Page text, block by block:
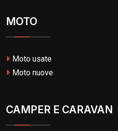
MOTO
Moto usate
Moto nuove
CAMPER E CARAVAN